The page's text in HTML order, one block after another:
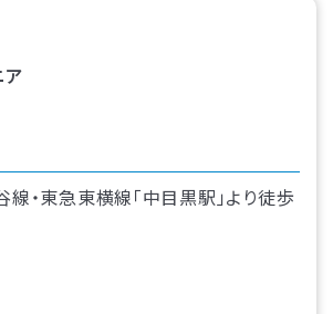
・東急東横線「中目黒駅」より徒歩